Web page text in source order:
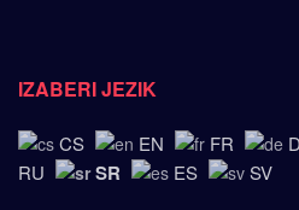
IZABERI JEZIK
CS EN FR
RU
SR ES SV